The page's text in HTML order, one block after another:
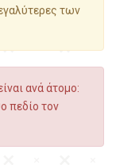
των
ανά άτομο:
πεδίο τον